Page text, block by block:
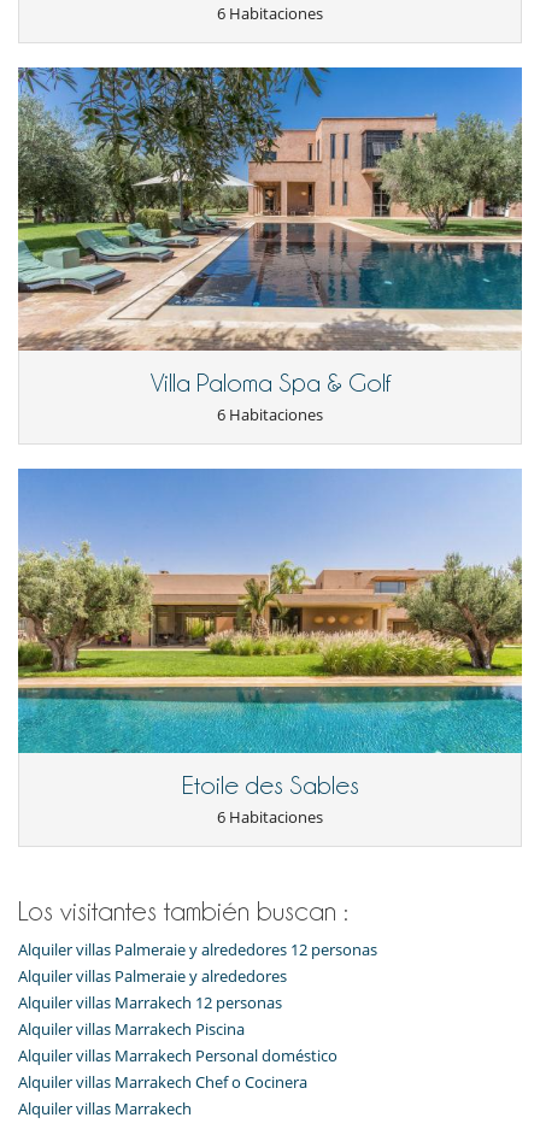
6 Habitaciones
Villa Paloma Spa & Golf
6 Habitaciones
Etoile des Sables
6 Habitaciones
Los visitantes también buscan :
Alquiler villas Palmeraie y alrededores 12 personas
Alquiler villas Palmeraie y alrededores
Alquiler villas Marrakech 12 personas
Alquiler villas Marrakech Piscina
Alquiler villas Marrakech Personal doméstico
Alquiler villas Marrakech Chef o Cocinera
Alquiler villas Marrakech